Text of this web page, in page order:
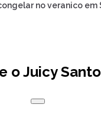
no veranico em
o Juicy